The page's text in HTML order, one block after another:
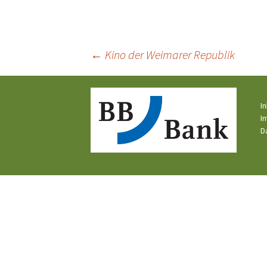
Beitragsnavigation
← Kino der Weimarer Republik